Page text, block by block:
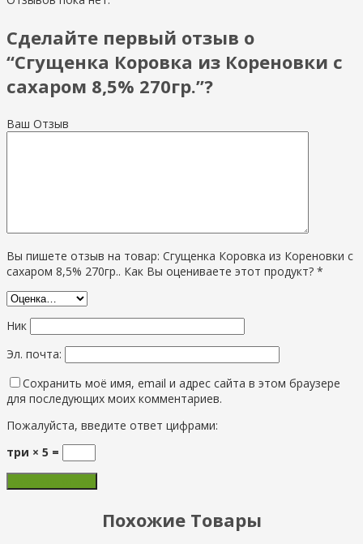
Сделайте первый отзыв о
“Сгущенка Коровка из Кореновки с
сахаром 8,5% 270гр.”?
Ваш Отзыв
Вы пишете отзыв на товар: Сгущенка Коровка из Кореновки с
сахаром 8,5% 270гр.. Как Вы оцениваете этот продукт? *
Ник
Эл. почта:
Сохранить моё имя, email и адрес сайта в этом браузере
для последующих моих комментариев.
Пожалуйста, введите ответ цифрами:
три × 5 =
Похожие Товары